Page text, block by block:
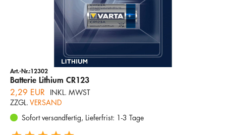
Art.-Nr.:12302
Batterie Lithium CR123
2,29 EUR
INKL. MWST
ZZGL. VERSAND
Sofort versandfertig, Lieferfrist: 1-3 Tage